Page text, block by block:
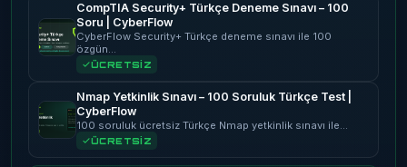
CompTIA Security+ Türkçe Deneme Sınavı – 100
Soru | CyberFlow
CyberFlow Security+ Türkçe deneme sınavı ile 100
özgün…
ÜCRETSİZ
Nmap Yetkinlik Sınavı – 100 Soruluk Türkçe Test |
CyberFlow
100 soruluk ücretsiz Türkçe Nmap yetkinlik sınavı ile…
ÜCRETSİZ